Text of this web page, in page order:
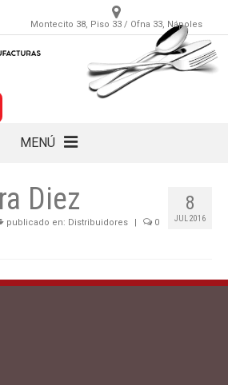
Montecito 38, Piso 33 / Ofna 33, Nápoles
MENÚ
8
JUL 2016
Diez
publicado en: Distribuidores | 0